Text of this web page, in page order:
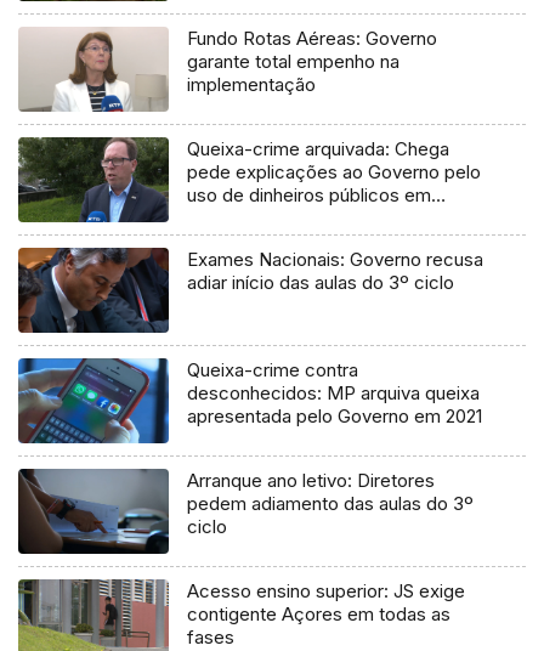
Fundo Rotas Aéreas: Governo
garante total empenho na
implementação
Queixa-crime arquivada: Chega
pede explicações ao Governo pelo
uso de dinheiros públicos em
Exames Nacionais: Governo recusa
adiar início das aulas do 3º ciclo
Queixa-crime contra
desconhecidos: MP arquiva queixa
apresentada pelo Governo em 2021
Arranque ano letivo: Diretores
pedem adiamento das aulas do 3º
ciclo
Acesso ensino superior: JS exige
contigente Açores em todas as
fases